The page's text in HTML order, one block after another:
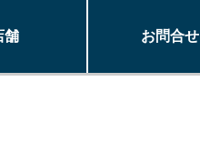
舗 お問合せ